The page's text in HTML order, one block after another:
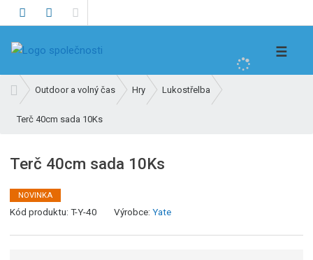
☰
v
o
t
r
Outdoor a volný čas Hry Lukostřelba
Terč 40cm sada 10Ks
Terč 40cm sada 10Ks
NOVINKA
Kód produktu:T-Y-40 Výrobce:Yate